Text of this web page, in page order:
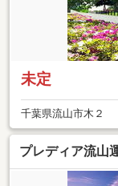
未定
千葉県流山市木２
プレディア流山